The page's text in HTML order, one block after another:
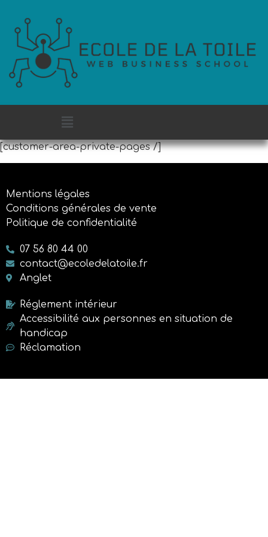
[customer-area-private-pages /]
Mentions légales
Conditions générales de vente
Politique de confidentialité
07 56 80 44 00
contact@ecoledelatoile.fr
Anglet
Réglement intérieur
Accessibilité aux personnes en situation de
handicap
Réclamation